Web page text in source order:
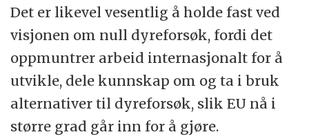
Det er likevel vesentlig å holde fast ved
visjonen om null dyreforsøk, fordi det
oppmuntrer arbeid internasjonalt for å
utvikle, dele kunnskap om og ta i bruk
alternativer til dyreforsøk, slik EU nå i
større grad går inn for å gjøre.